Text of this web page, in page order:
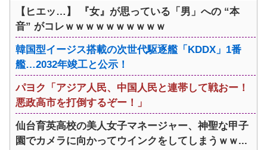
【ヒエッ…】 『女』が思っている「男」への “本
音” がコレｗｗｗｗｗｗｗｗｗｗ
韓国型イージス搭載の次世代駆逐艦「KDDX」1番
艦…2032年竣工と公示！
パヨク「アジア人民、中国人民と連帯して戦おー！
悪政高市を打倒するぞー！」
仙台育英高校の美人女子マネージャー、神聖な甲子
園でカメラに向かってウインクをしてしまうｗｗ...